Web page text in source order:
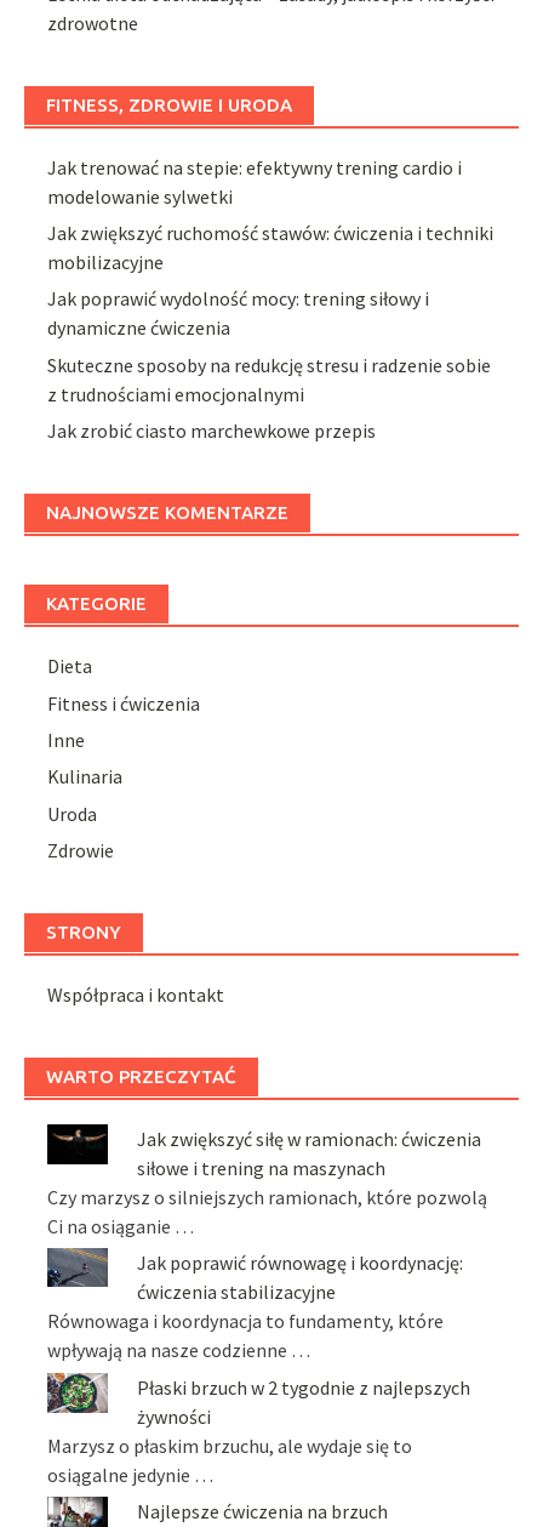
zdrowotne
FITNESS, ZDROWIE I URODA
Jak trenować na stepie: efektywny trening cardio i
modelowanie sylwetki
Jak zwiększyć ruchomość stawów: ćwiczenia i techniki
mobilizacyjne
Jak poprawić wydolność mocy: trening siłowy i
dynamiczne ćwiczenia
Skuteczne sposoby na redukcję stresu i radzenie sobie
z trudnościami emocjonalnymi
Jak zrobić ciasto marchewkowe przepis
NAJNOWSZE KOMENTARZE
KATEGORIE
Dieta
Fitness i ćwiczenia
Inne
Kulinaria
Uroda
Zdrowie
STRONY
Współpraca i kontakt
WARTO PRZECZYTAĆ
Jak zwiększyć siłę w ramionach: ćwiczenia
siłowe i trening na maszynach
Czy marzysz o silniejszych ramionach, które pozwolą
Ci na osiąganie …
Jak poprawić równowagę i koordynację:
ćwiczenia stabilizacyjne
Równowaga i koordynacja to fundamenty, które
wpływają na nasze codzienne …
Płaski brzuch w 2 tygodnie z najlepszych
żywności
Marzysz o płaskim brzuchu, ale wydaje się to
osiągalne jedynie …
Najlepsze ćwiczenia na brzuch